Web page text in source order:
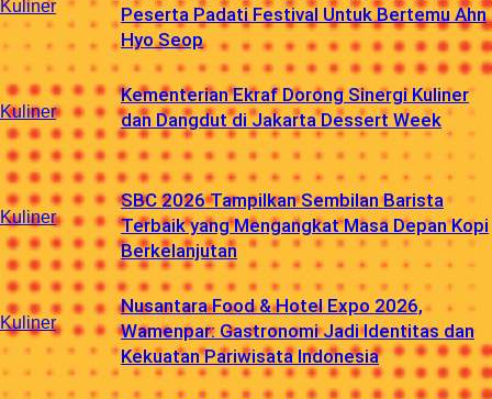
Kuliner
Peserta Padati Festival Untuk Bertemu Ahn
Hyo Seop
Kuliner
Kementerian Ekraf Dorong Sinergi Kuliner
dan Dangdut di Jakarta Dessert Week
Kuliner
SBC 2026 Tampilkan Sembilan Barista
Terbaik yang Mengangkat Masa Depan Kopi
Berkelanjutan
Kuliner
Nusantara Food & Hotel Expo 2026,
Wamenpar: Gastronomi Jadi Identitas dan
Kekuatan Pariwisata Indonesia